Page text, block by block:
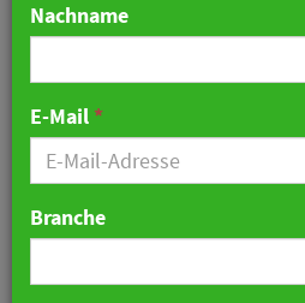
Wenige
planen
Homeoffice
Nachname
E-Mail *
Branche